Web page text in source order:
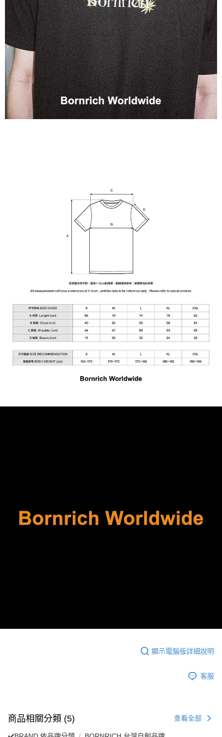
顯示電腦版詳細說明
客服
商品相關分類 (5) 查看全部